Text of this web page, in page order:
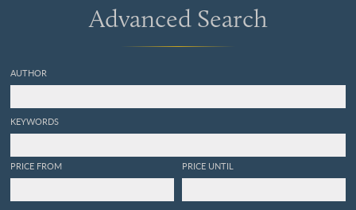
Advanced Search
AUTHOR
KEYWORDS
PRICE FROM PRICE UNTIL